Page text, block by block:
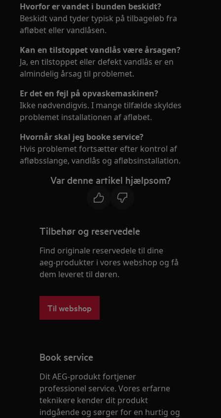
Hvorfor er vandet i bunden beskidt?
Beskidt vand tyder typisk på tilbageløb fra
afløbet eller vandlåsen.
Kan en tilstoppet vandlås være årsagen?
Ja, en tilstoppet eller defekt vandlås er en
almindelig årsag til problemet.
Er det en fejl på opvaskemaskinen?
Ikke nødvendigvis. I mange tilfælde skyldes
problemet installationen af afløbet.
Hvornår skal jeg booke service?
Hvis problemet fortsætter efter kontrol af
afløbsslange, vandlås og afløbsinstallation.
Var denne artikel hjælpsom?
Tilbehør og reservedele
Find originale reservedele til dine
aeg-produkter i vores webshop og få
dem leveret til døren.
Til webshop
Book service
Dit AEG-produkt fortjener
professionel service. Vores erfarne
teknikere kender dit produkt
indgående og sørger for en hurtig og